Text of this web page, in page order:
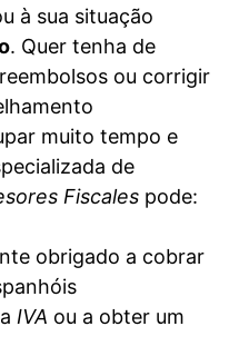
à sua situação
. Quer tenha de
ou corrigir
muito tempo e
de
Fiscales pode:
obrigado a cobrar
IVA ou a obter um